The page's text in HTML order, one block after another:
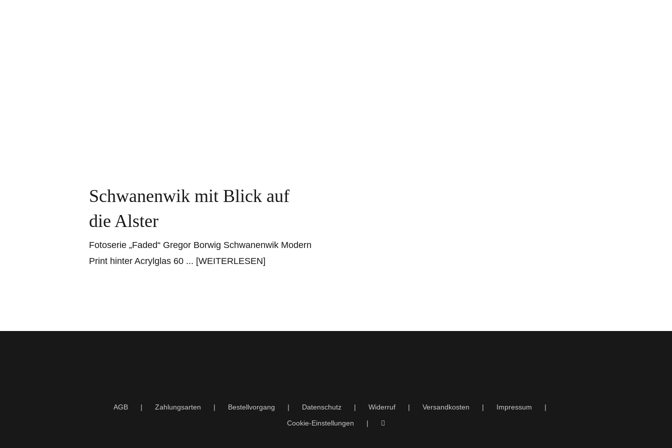
Schwanenwik mit Blick auf
die Alster
Fotoserie „Faded“ Gregor Borwig Schwanenwik Modern
Print hinter Acrylglas 60 ... [WEITERLESEN]
AGB Zahlungsarten Bestellvorgang Datenschutz Widerruf Versandkosten
Impressum
Cookie-Einstellungen